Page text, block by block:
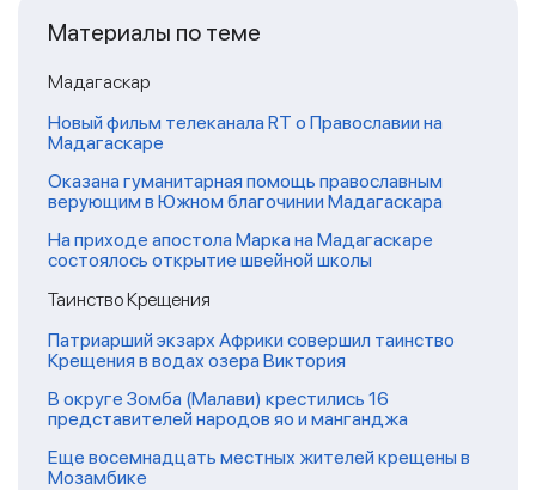
Материалы по теме
Мадагаскар
Новый фильм телеканала RT о Православии на
Мадагаскаре
Оказана гуманитарная помощь православным
верующим в Южном благочинии Мадагаскара
На приходе апостола Марка на Мадагаскаре
состоялось открытие швейной школы
Таинство Крещения
Патриарший экзарх Африки совершил таинство
Крещения в водах озера Виктория
В округе Зомба (Малави) крестились 16
представителей народов яо и манганджа
Еще восемнадцать местных жителей крещены в
Мозамбике